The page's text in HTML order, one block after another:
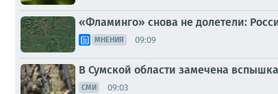
«Фламинго» снова не долетели:
МНЕНИЯ 09:09
В Сумской области замечена
СМИ 09:03